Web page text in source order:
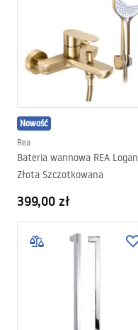
Nowość
Rea
Bateria wannowa REA Logan
Złota Szczotkowana
399,00 zł